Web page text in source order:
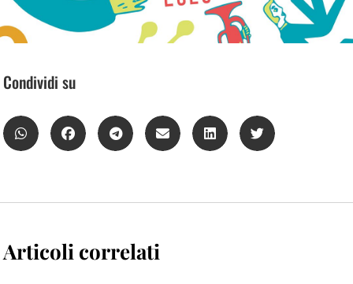
Condividi su
Articoli correlati